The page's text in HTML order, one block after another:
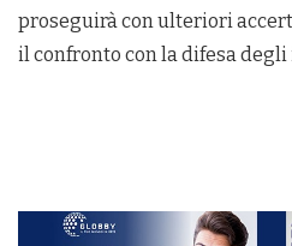
proseguirà con ulteriori
il confronto con la difesa